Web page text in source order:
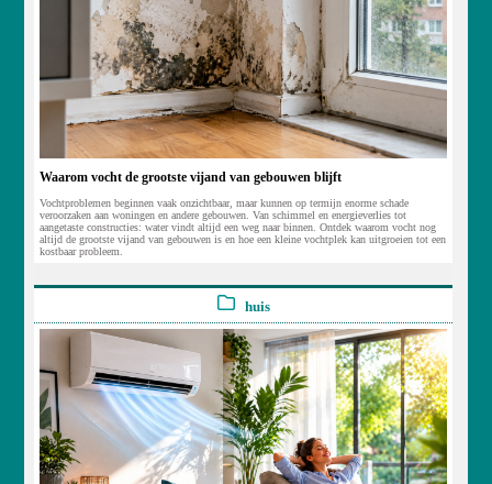
Waarom vocht de grootste vijand van gebouwen blijft
Vochtproblemen beginnen vaak onzichtbaar, maar kunnen op termijn enorme schade
veroorzaken aan woningen en andere gebouwen. Van schimmel en energieverlies tot
aangetaste constructies: water vindt altijd een weg naar binnen. Ontdek waarom vocht nog
altijd de grootste vijand van gebouwen is en hoe een kleine vochtplek kan uitgroeien tot een
kostbaar probleem.
huis